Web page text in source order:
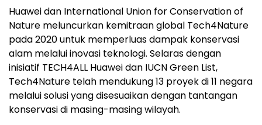
Huawei dan International Union for Conservation of
Nature meluncurkan kemitraan global Tech4Nature
pada 2020 untuk memperluas dampak konservasi
alam melalui inovasi teknologi. Selaras dengan
inisiatif TECH4ALL Huawei dan IUCN Green List,
Tech4Nature telah mendukung 13 proyek di 11 negara
melalui solusi yang disesuaikan dengan tantangan
konservasi di masing-masing wilayah.